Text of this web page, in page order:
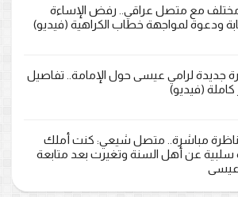
مختلف مع متصل عراقي.. رفض الإساءة
ودعوة لمواجهة خطاب الكراهية (فيديو)
جديدة لرامي عيسى حول الإمامة.. تفاصيل
كاملة (فيديو)
مباشرة.. متصل شيعي: كنت أملك
عن أهل السنة وتغيرت بعد متابعة
عيسى